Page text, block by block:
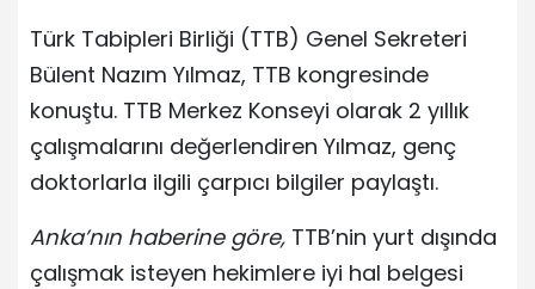
Türk Tabipleri Birliği (TTB) Genel Sekreteri
Bülent Nazım Yılmaz, TTB kongresinde
konuştu. TTB Merkez Konseyi olarak 2 yıllık
çalışmalarını değerlendiren Yılmaz, genç
doktorlarla ilgili çarpıcı bilgiler paylaştı.
Anka’nın haberine göre, TTB’nin yurt dışında
çalışmak isteyen hekimlere iyi hal belgesi